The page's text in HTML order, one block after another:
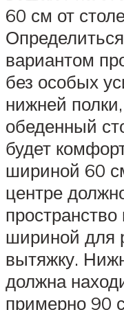
60 см от
вариантом
без особых
нижней
обеденный
будет
шириной 60
центре
шириной для
вытяжку.
должна
примерно 90